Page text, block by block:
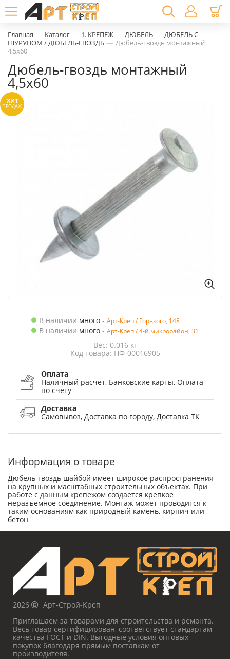
Главная — Каталог — 1. КРЕПЕЖ — ДЮБЕЛЬ — ДЮБЕЛЬ С
ШУРУПОМ / ДЮБЕЛЬ-ГВОЗДЬ — Дюбель-гвоздь монтажный
4,5х60
Дюбель-гвоздь монтажный
4,5х60
ХИТ
ПРОДАЖ
В наличии много - Арт-Креп / Горького, 148
В наличии много - Арт-Креп / 4-й микрорайон, 31
Вес: 0.016 кг
Код товара: НФ-00016905
Оплата
Наличный расчет, Банковские карты, Оплата
по счёту
Доставка
Самовывоз, Доставка по городу, Доставка ТК
Информация о товаре
Дюбель-гвоздь шайбой имеет широкое распространения
на крупных и масштабных строительных объектах. При
работе с данным крепежом создается крепкое
неразъемное соединение. Монтаж может проводится к
таким основаниям как природный камень, кирпич или
бетон
2026
Арт-Строй-Креп
Приглашаем за товарами для строительства и ремонта.
Весь товар сертифицирован, соответствует стандартам
качества ГОСТ и DIN. Выгодные условия оптовых
покупок благодаря прямым поставкам от
производителя.